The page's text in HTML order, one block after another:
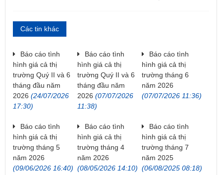
Các tin khác
Báo cáo tình
hình giá cả thị
trường Quý II và 6
tháng đầu năm
2026 (24/07/2026
17:30)
Báo cáo tình
hình giá cả thị
trường Quý II và 6
tháng đầu năm
2026 (07/07/2026
11:38)
Báo cáo tình
hình giá cả thị
trường tháng 6
năm 2026
(07/07/2026 11:36)
Báo cáo tình
hình giá cả thị
trường tháng 5
năm 2026
(09/06/2026 16:40)
Báo cáo tình
hình giá cả thị
trường tháng 4
năm 2026
(08/05/2026 14:10)
Báo cáo tình
hình giá cả thị
trường tháng 7
năm 2025
(06/08/2025 08:18)